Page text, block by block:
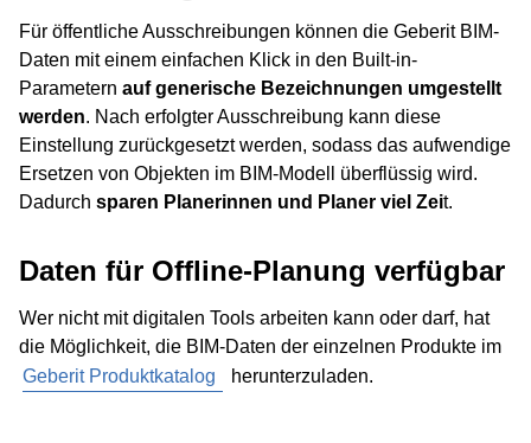
Für öffentliche Ausschreibungen können die Geberit BIM-
Daten mit einem einfachen Klick in den Built-in-
Parametern auf generische Bezeichnungen umgestellt
werden. Nach erfolgter Ausschreibung kann diese
Einstellung zurückgesetzt werden, sodass das aufwendige
Ersetzen von Objekten im BIM-Modell überflüssig wird.
Dadurch sparen Planerinnen und Planer viel Zeit.
Daten für Offline-Planung verfügbar
Wer nicht mit digitalen Tools arbeiten kann oder darf, hat
die Möglichkeit, die BIM-Daten der einzelnen Produkte im
Geberit Produktkatalog
herunterzuladen.